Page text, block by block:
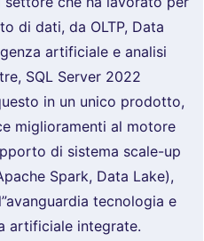
di dati, da OLTP, Data
artificiale e analisi
SQL Server 2022
in un unico prodotto,
miglioramenti al motore
di sistema scale-up
Spark, Data Lake),
tecnologia e
artificiale integrate.